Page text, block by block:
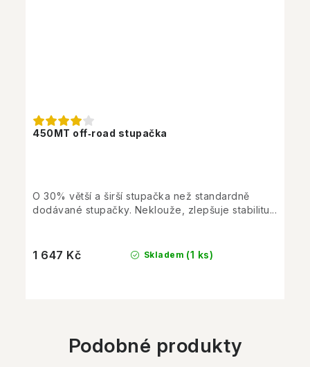
450MT off‑road stupačka
Skladem (1 ks)
1 647 Kč
O 30% větší a širší stupačka než standardně
dodávané stupačky. Neklouže, zlepšuje stabilitu...
Podobné produkty